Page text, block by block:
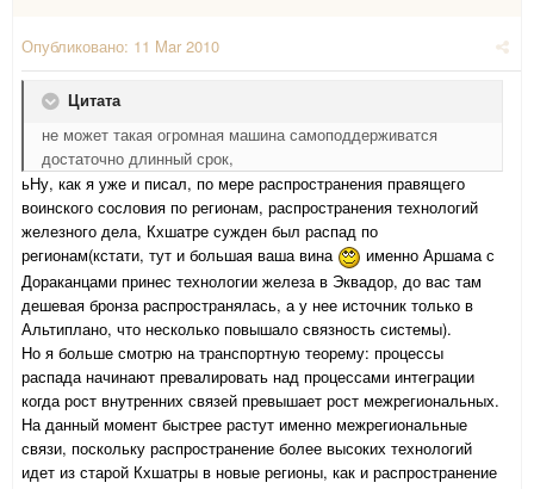
Опубликовано: 11 Mar 2010
Цитата
не может такая огромная машина самоподдерживатся
достаточно длинный срок,
ьНу, как я уже и писал, по мере распространения правящего
воинского сословия по регионам, распространения технологий
железного дела, Кхшатре сужден был распад по
регионам(кстати, тут и большая ваша вина
именно Аршама с
Дораканцами принес технологии железа в Эквадор, до вас там
дешевая бронза распространялась, а у нее источник только в
Альтиплано, что несколько повышало связность системы).
Но я больше смотрю на транспортную теорему: процессы
распада начинают превалировать над процессами интеграции
когда рост внутренних связей превышает рост межрегиональных.
На данный момент быстрее растут именно межрегиональные
связи, поскольку распространение более высоких технологий
идет из старой Кхшатры в новые регионы, как и распространение